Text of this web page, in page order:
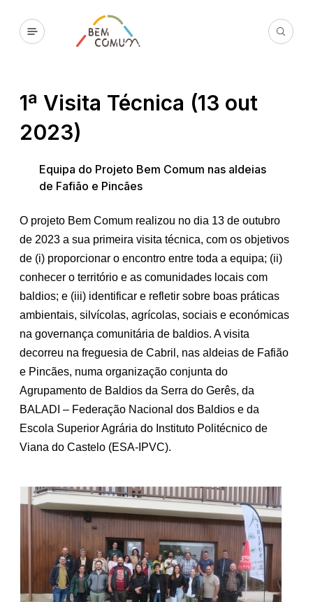
1ª Visita Técnica (13 out
2023)
Equipa do Projeto Bem Comum nas aldeias
de Fafião e Pincães
O projeto Bem Comum realizou no dia 13 de outubro
de 2023 a sua primeira visita técnica, com os objetivos
de (i) proporcionar o encontro entre toda a equipa; (ii)
conhecer o território e as comunidades locais com
baldios; e (iii) identificar e refletir sobre boas práticas
ambientais, silvícolas, agrícolas, sociais e económicas
na governança comunitária de baldios. A visita
decorreu na freguesia de Cabril, nas aldeias de Fafião
e Pincães, numa organização conjunta do
Agrupamento de Baldios da Serra do Gerês, da
BALADI – Federação Nacional dos Baldios e da
Escola Superior Agrária do Instituto Politécnico de
Viana do Castelo (ESA-IPVC).